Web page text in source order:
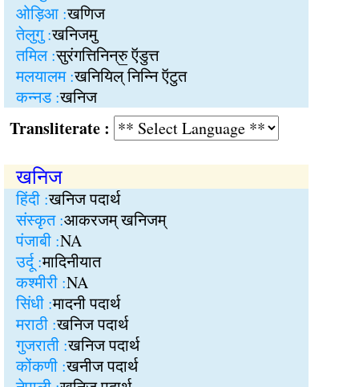
ओड़िआ :खणिज
तेलुगु :खनिजमु
तमिल :सुरंगत्तिनिन्रु॒ ऍडुत्त
मलयालम :खनियिल् निन्नि ऍटुत
कन्नड :खनिज
:
खनिज
हिंदी :खनिज पदार्थ
संस्कृत :आकरजम् खनिजम्
पंजाबी :NA
उर्दू :मादिनीयात
कश्मीरी :NA
सिंधी :मादनी पदार्थ
मराठी :खनिज पदार्थ
गुजराती :खनिज पदार्थ
कोंकणी :खनीज पदार्थ